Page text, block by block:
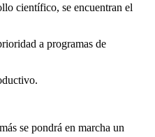
científico, se encuentran el
a programas de
se pondrá en marcha un